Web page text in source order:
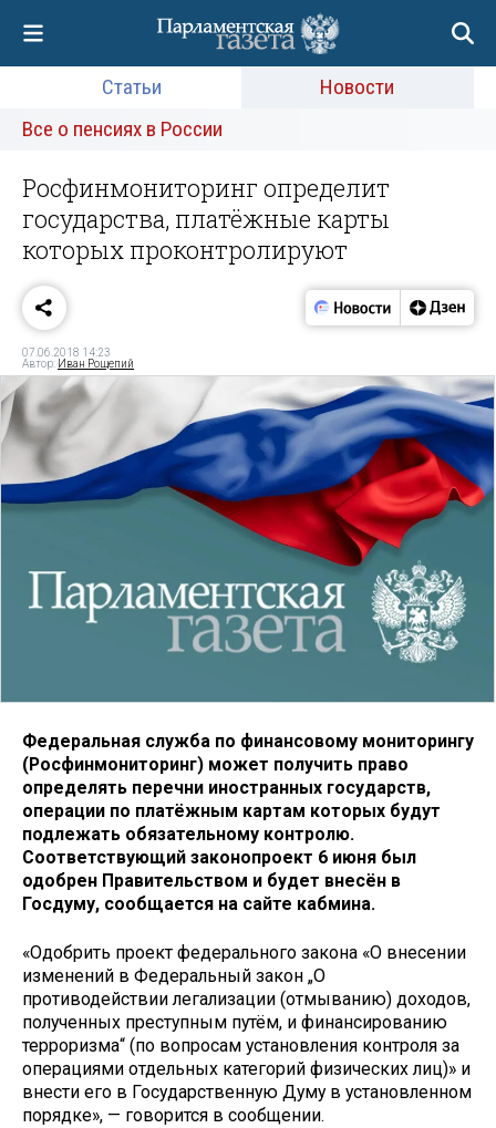
Статьи
Новости
Все о пенсиях в России
Росфинмониторинг определит
государства, платёжные карты
которых проконтролируют
07.06.2018 14:23
Автор: Иван Рощепий
Федеральная служба по финансовому мониторингу
(Росфинмониторинг) может получить право
определять перечни иностранных государств,
операции по платёжным картам которых будут
подлежать обязательному контролю.
Соответствующий законопроект 6 июня был
одобрен Правительством и будет внесён в
Госдуму, сообщается на сайте кабмина.
«Одобрить проект федерального закона «О внесении
изменений в Федеральный закон „О
противодействии легализации (отмыванию) доходов,
полученных преступным путём, и финансированию
терроризма“ (по вопросам установления контроля за
операциями отдельных категорий физических лиц)» и
внести его в Государственную Думу в установленном
порядке», — говорится в сообщении.